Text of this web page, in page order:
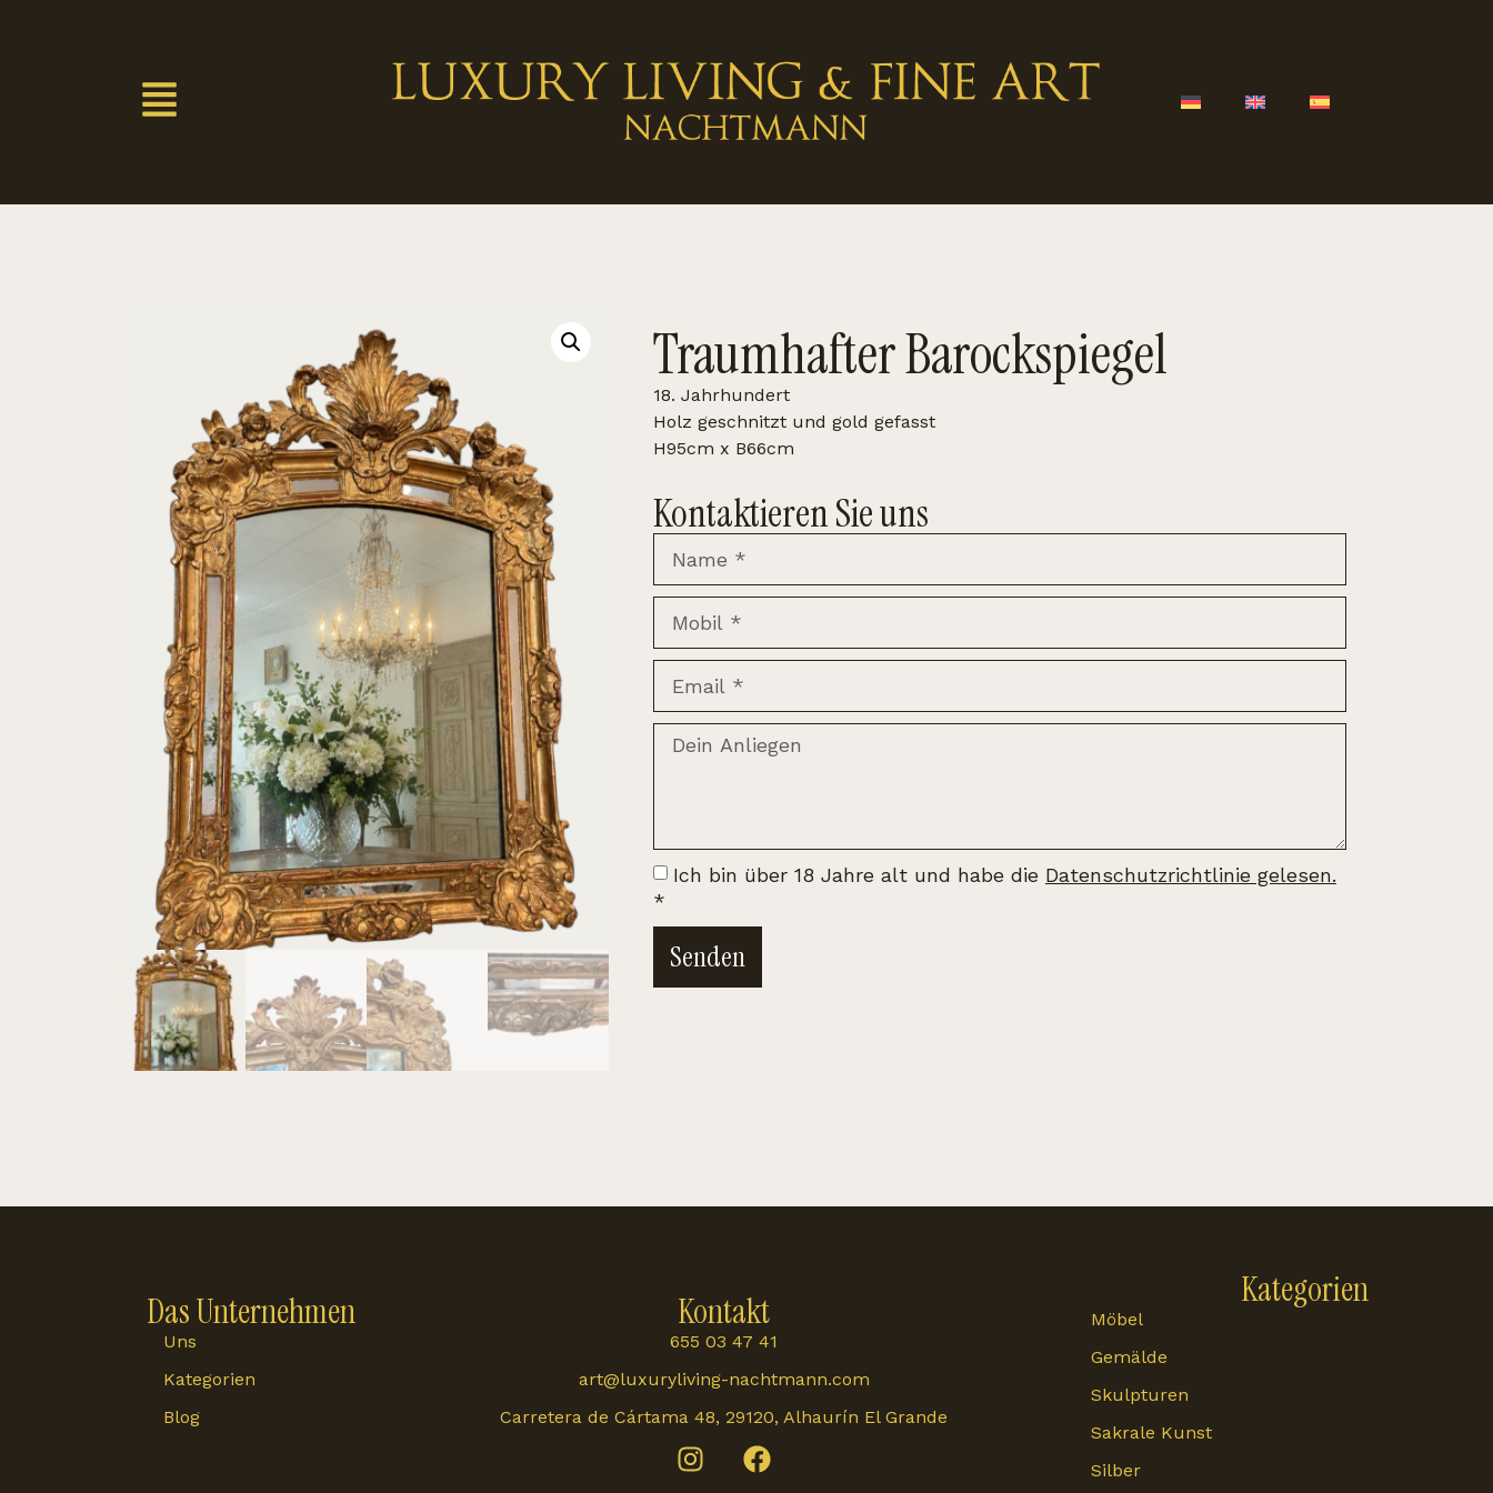
Traumhafter Barockspiegel
18. Jahrhundert
Holz geschnitzt und gold gefasst
H95cm x B66cm
Kontaktieren Sie uns
Ich bin über 18 Jahre alt und habe die Datenschutzrichtlinie gelesen.
*
Senden
Das Unternehmen
Uns
Kategorien
Blog
Kontakt
655 03 47 41
art@luxuryliving-nachtmann.com
Carretera de Cártama 48, 29120, Alhaurín El Grande
Kategorien
Möbel
Gemälde
Skulpturen
Sakrale Kunst
Silber